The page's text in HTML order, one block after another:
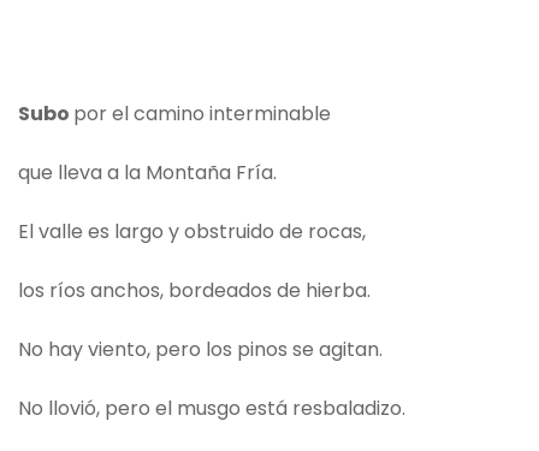
Subo por el camino interminable
que lleva a la Montaña Fría.
El valle es largo y obstruido de rocas,
los ríos anchos, bordeados de hierba.
No hay viento, pero los pinos se agitan.
No llovió, pero el musgo está resbaladizo.